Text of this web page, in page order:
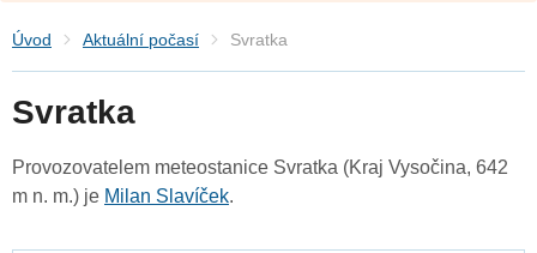
Úvod Aktuální počasí Svratka
Svratka
Provozovatelem meteostanice Svratka (Kraj Vysočina, 642
m n. m.) je Milan Slavíček.